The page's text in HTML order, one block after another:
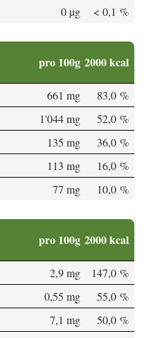
0 µg < 0,1 %
pro 100g 2000 kcal
661 mg
83,0 %
1'044 mg
52,0 %
135 mg
36,0 %
113 mg
16,0 %
77 mg 10,0 %
pro 100g 2000 kcal
2,9 mg
147,0 %
0,55 mg
55,0 %
7,1 mg
50,0 %